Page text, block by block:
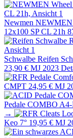
Newmen NEWMEN
12x100 SP CL 21h
Schwalbe Reifen
23,90 € MJ 2023
CMPT 24,95 € MJ
Pedale COMBO
→
Keo 7° 19,95 € MJ